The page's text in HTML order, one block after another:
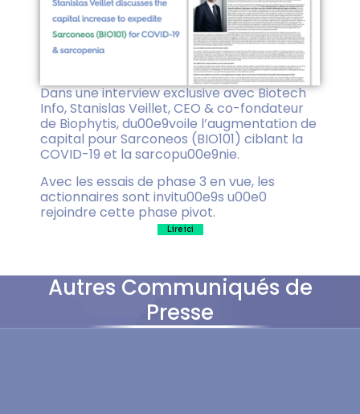
Dans une interview exclusive avec Biotech
Info, Stanislas Veillet, CEO & co-fondateur
de Biophytis, du00e9voile l’augmentation de
capital pour Sarconeos (BIO101) ciblant la
COVID-19 et la sarcopu00e9nie.
Avec les essais de phase 3 en vue, les
actionnaires sont invitu00e9s u00e0
rejoindre cette phase pivot.
Lire ici
Autres Communiqués de
Presse